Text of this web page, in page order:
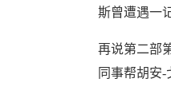
斯曾遭遇一
再说第二部
同事帮胡安-